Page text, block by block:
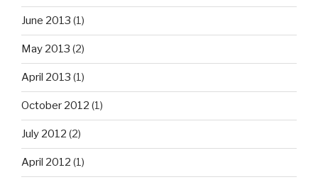
June 2013 (1)
May 2013 (2)
April 2013 (1)
October 2012 (1)
July 2012 (2)
April 2012 (1)